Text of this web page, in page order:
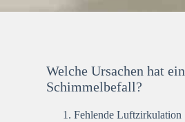
Welche Ursachen hat ein
Schimmelbefall?
Fehlende Luftzirkulation